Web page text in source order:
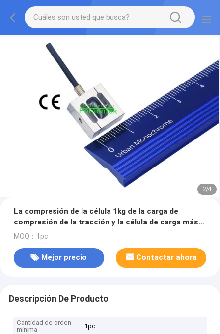
2/4
La compresión de la célula 1kg de la carga de
compresión de la tracción y la célula de carga más
pequeñas de la tracción 2kg
MOQ：1pc
Mejor precio Contactar ahora
Descripción De Producto
Cantidad de orden
mínima
1pc